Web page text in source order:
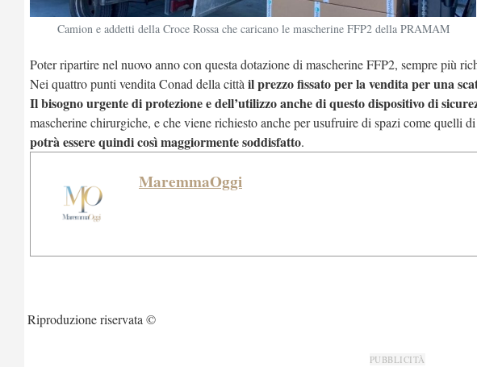
Camion e addetti della Croce Rossa che caricano le mascherine FFP2 della PRAMAM
Poter ripartire nel nuovo anno con questa dotazione di mascherine FFP2, sempre più
Nei quattro punti vendita Conad della cittàil prezzo fissato per la vendita per una
Il bisogno urgente di protezione e dell’utilizzo anche di questo dispositivo di
mascherine chirurgiche, e che viene richiesto anche per usufruire di spazi come quelli
potrà essere quindi così maggiormente soddisfatto.
MaremmaOggi
Riproduzione riservata ©
PUBBLICITÀ